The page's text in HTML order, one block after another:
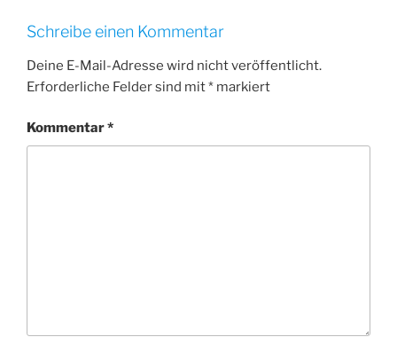
Schreibe einen Kommentar
Deine E-Mail-Adresse wird nicht veröffentlicht.
Erforderliche Felder sind mit* markiert
Kommentar*